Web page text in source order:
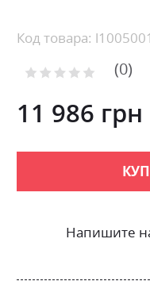
Skip
the
of
the
gallery
Код товара:
Рейтинг: 0
11 986 грн
Напишите